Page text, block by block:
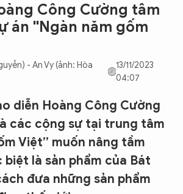
Công Cường tâm
án ''Ngàn năm gốm
- An Vy (ảnh: Hòa
13/11/2023
04:07
diễn Hoàng Công Cường
các cộng sự tại trung tâm
Việt” muốn nâng tầm
biệt là sản phẩm của Bát
đưa những sản phẩm